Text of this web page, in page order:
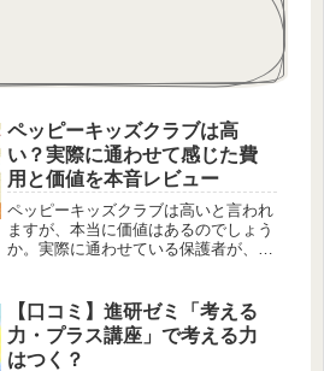
ペッピーキッズクラブは高
い？実際に通わせて感じた費
用と価値を本音レビュー
ペッピーキッズクラブは高いと言われ
ますが、本当に価値はあるのでしょう
か。実際に通わせている保護者が、教
【口コミ】進研ゼミ「考える
力・プラス講座」で考える力
はつく？